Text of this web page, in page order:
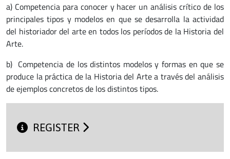
a) Competencia para conocer y hacer un análisis crítico de los
principales tipos y modelos en que se desarrolla la actividad
del historiador del arte en todos los períodos de la Historia del
Arte.
b) Competencia de los distintos modelos y formas en que se
produce la práctica de la Historia del Arte a través del análisis
de ejemplos concretos de los distintos tipos.
REGISTER